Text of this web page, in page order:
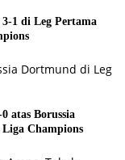
1 di Leg Pertama
atas Borussia
Champions